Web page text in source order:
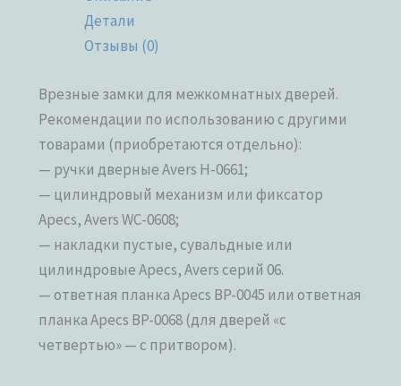
Детали
Отзывы (0)
Врезные замки для межкомнатных дверей.
Рекомендации по использованию с другими
товарами (приобретаются отдельно):
— ручки дверные Avers H-0661;
— цилиндровый механизм или фиксатор
Apecs, Avers WC-0608;
— накладки пустые, сувальдные или
цилиндровые Apecs, Avers серий 06.
— ответная планка Apecs BP-0045 или ответная
планка Apecs BP-0068 (для дверей «с
четвертью» — с притвором).